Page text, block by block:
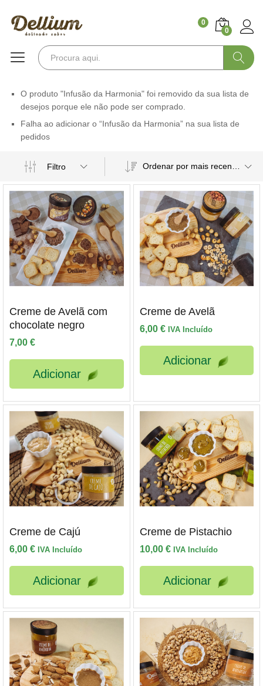
0
0
O produto "Infusão da Harmonia" foi removido da sua lista de
desejos porque ele não pode ser comprado.
Falha ao adicionar o “Infusão da Harmonia” na sua lista de
pedidos
Filtro
Creme de Avelã com
chocolate negro
7,00 €
Adicionar
Creme de Avelã
6,00 € IVA Incluído
Adicionar
Creme de Cajú
6,00 € IVA Incluído
Adicionar
Creme de Pistachio
10,00 € IVA Incluído
Adicionar